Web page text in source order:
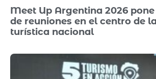
Meet Up Argentina 2026
de reuniones en el centro de
turística nacional